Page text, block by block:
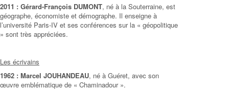
2011 : Gérard-François DUMONT, né à la Souterraine, est
géographe, économiste et démographe. Il enseigne à
l’université Paris-IV et ses conférences sur la « géopolitique
» sont très appréciées.
Les écrivains
1962 : Marcel JOUHANDEAU, né à Guéret, avec son
œuvre emblématique de « Chaminadour ».